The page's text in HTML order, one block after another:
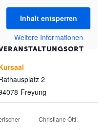
2
Freyung
Inhalt entsperren
Weitere Informationen
Christiane Öttl: